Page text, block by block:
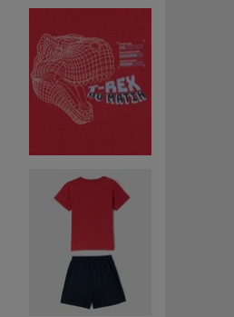
Image 2 sur 3